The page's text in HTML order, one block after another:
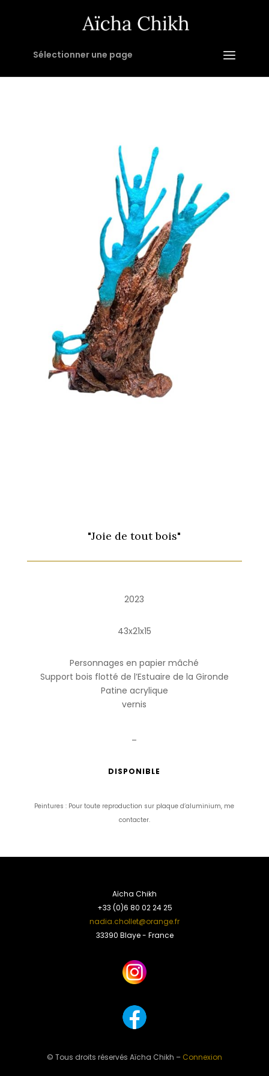
Sélectionner une page
"Joie de tout bois"
2023
43x21x15
Personnages en papier mâché
Support bois flotté de l’Estuaire de la Gironde
Patine acrylique
vernis
DISPONIBLE
Peintures : Pour toute reproduction sur plaque d’aluminium, me
contacter.
Aïcha Chikh
+33 (0)6 80 02 24 25
nadia.chollet@orange.fr
33390 Blaye - France
© Tous droits réservés Aïcha Chikh – Connexion